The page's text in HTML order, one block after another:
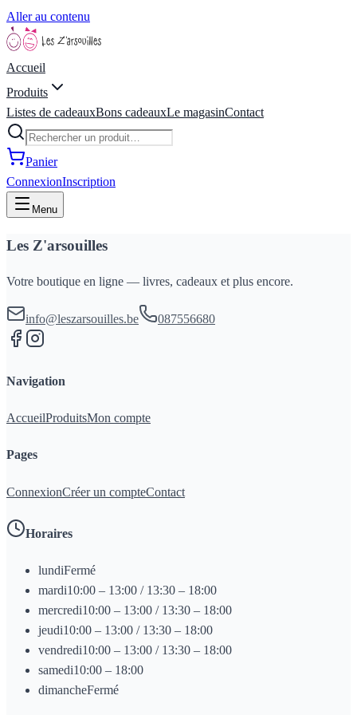
Aller au contenu
Accueil
Produits
Listes de cadeauxBons cadeauxLe magasinContact
Panier
ConnexionInscription
Menu
Les Z'arsouilles
Votre boutique en ligne — livres, cadeaux et plus encore.
info@leszarsouilles.be 087556680
Navigation
AccueilProduitsMon compte
Pages
ConnexionCréer un compteContact
Horaires
lundiFermé
mardi10:00 – 13:00 / 13:30 – 18:00
mercredi10:00 – 13:00 / 13:30 – 18:00
jeudi10:00 – 13:00 / 13:30 – 18:00
vendredi10:00 – 13:00 / 13:30 – 18:00
samedi10:00 – 18:00
dimancheFermé